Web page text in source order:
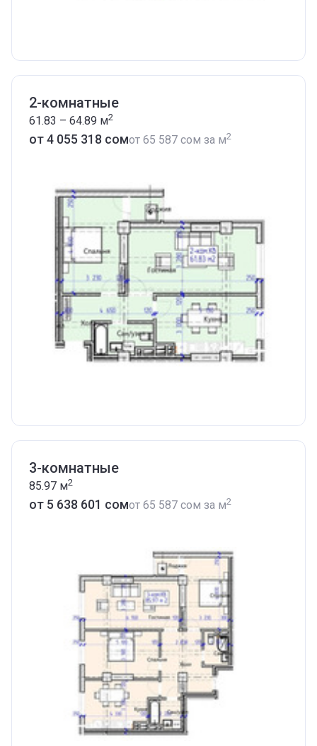
2-комнатные
61.83 – 64.89 м2
от ‍4 055 318 сомот ‍65 587 сом за м2
3-комнатные
85.97 м2
от ‍5 638 601 сомот ‍65 587 сом за м2